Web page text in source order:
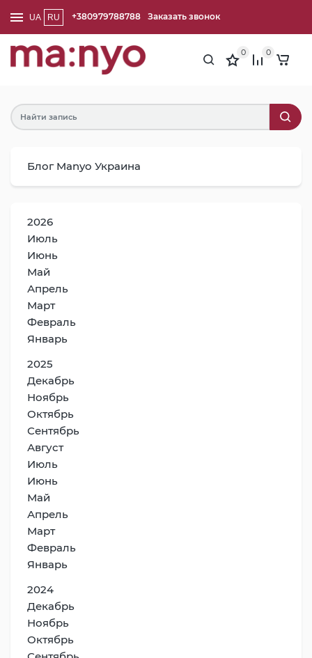
UA RU +380979788788 Заказать звонок
0 0
Блог Manyo Украина
2026
Июль
Июнь
Май
Апрель
Март
Февраль
Январь
2025
Декабрь
Ноябрь
Октябрь
Сентябрь
Август
Июль
Июнь
Май
Апрель
Март
Февраль
Январь
2024
Декабрь
Ноябрь
Октябрь